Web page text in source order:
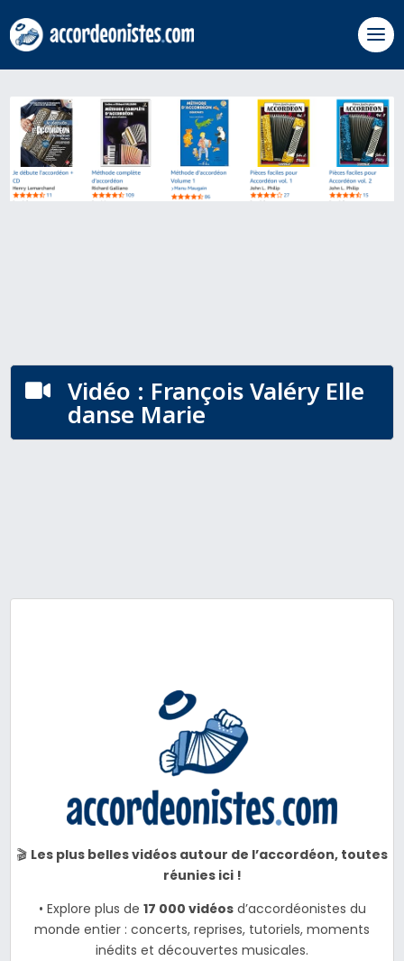
 Vidéo : François Valéry Elle
danse Marie
🎬 Les plus belles vidéos autour de l’accordéon, toutes
réunies ici !
• Explore plus de 17 000 vidéosd’accordéonistes du
monde entier : concerts, reprises, tutoriels, moments
inédits et découvertes musicales.